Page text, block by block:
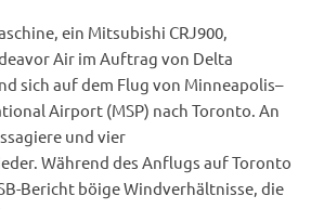
ein Mitsubishi CRJ900,
Air im Auftrag von Delta
sich auf dem Flug von Minneapolis–
Airport (MSP) nach Toronto. An
und vier
Während des Anflugs auf Toronto
Bericht böige Windverhältnisse, die